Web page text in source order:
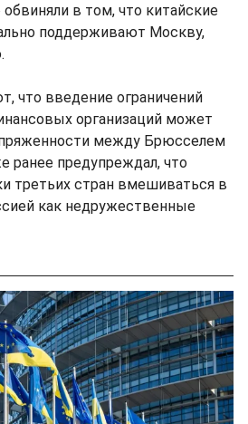
в том, что китайские
поддерживают Москву,
что введение ограничений
организаций может
между Брюсселем
ранее предупреждал, что
третьих стран вмешиваться в
как недружественные